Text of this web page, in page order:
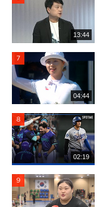
13:44
04:44
02:19